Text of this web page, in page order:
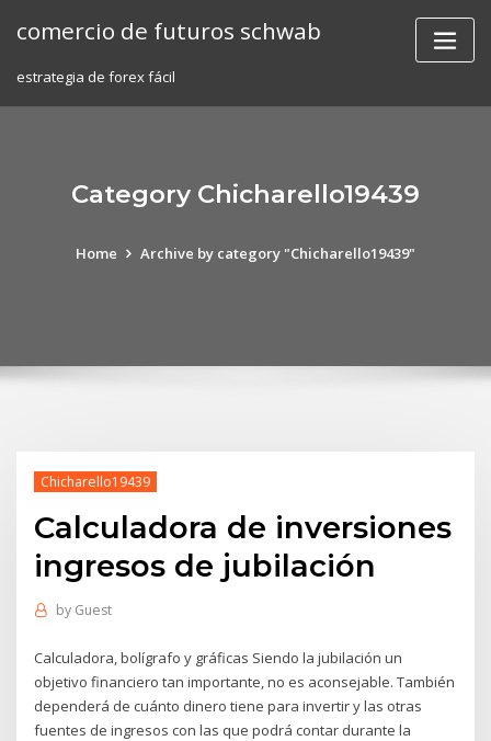
comercio de futuros schwab
estrategia de forex fácil
Category Chicharello19439
Home Archive by category "Chicharello19439"
Chicharello19439
Calculadora de inversiones
ingresos de jubilación
by Guest
Calculadora, bolígrafo y gráficas Siendo la jubilación un
objetivo financiero tan importante, no es aconsejable. También
dependerá de cuánto dinero tiene para invertir y las otras
fuentes de ingresos con las que podrá contar durante la